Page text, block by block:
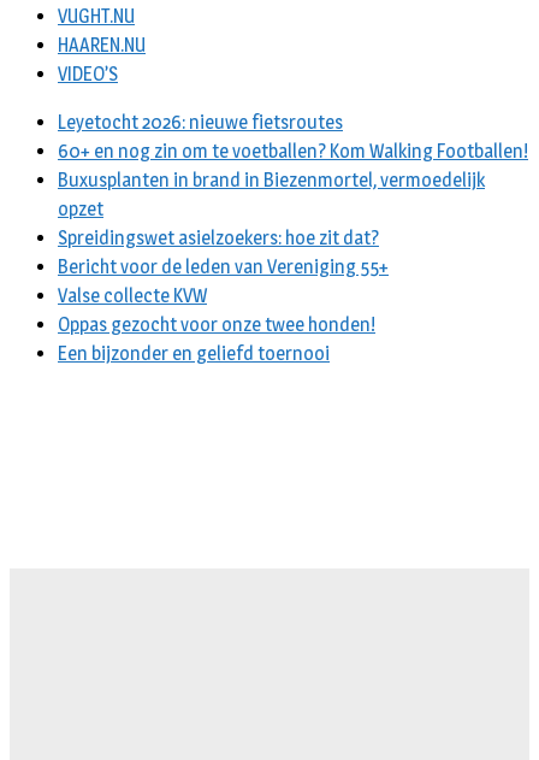
VUGHT.NU
HAAREN.NU
VIDEO’S
Leyetocht 2026: nieuwe fietsroutes
60+ en nog zin om te voetballen? Kom Walking Footballen!
Buxusplanten in brand in Biezenmortel, vermoedelijk
opzet
Spreidingswet asielzoekers: hoe zit dat?
Bericht voor de leden van Vereniging 55+
Valse collecte KVW
Oppas gezocht voor onze twee honden!
Een bijzonder en geliefd toernooi